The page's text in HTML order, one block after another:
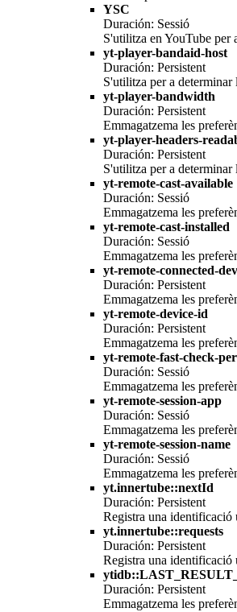
YSC
Duración: Sessió
S'utilitza en YouTube per
yt-player-bandaid-host
Duración: Persistent
S'utilitza per a
yt-player-bandwidth
Duración: Persistent
Emmagatzema les
yt-player-headers-
Duración: Persistent
S'utilitza per a
yt-remote-cast-available
Duración: Sessió
Emmagatzema les
yt-remote-cast-installed
Duración: Sessió
Emmagatzema les
yt-remote-connected-
Duración: Persistent
Emmagatzema les
yt-remote-device-id
Duración: Persistent
Emmagatzema les
yt-remote-fast-check-
Duración: Sessió
Emmagatzema les
yt-remote-session-app
Duración: Sessió
Emmagatzema les
yt-remote-session-name
Duración: Sessió
Emmagatzema les
yt.innertube::nextId
Duración: Persistent
Registra una identificació
yt.innertube::requests
Duración: Persistent
Registra una identificació
Duración: Persistent
Emmagatzema les